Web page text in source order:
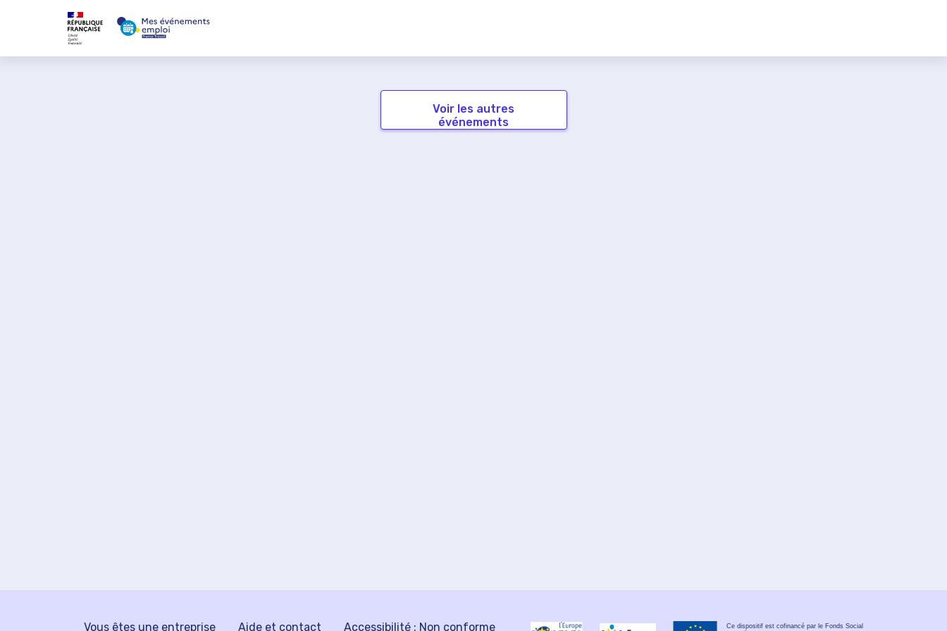
Voir les autres
événements
Vous êtes une entreprise Aide et contact Accessibilité : Non conforme
Ce dispositif est cofinancé par le Fonds Social